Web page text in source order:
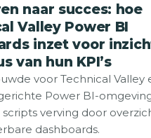
naar succes: hoe
Valley Power BI
inzet voor
van hun KPI’s
voor Technical Valley
Power BI-
verving door
dashboards.